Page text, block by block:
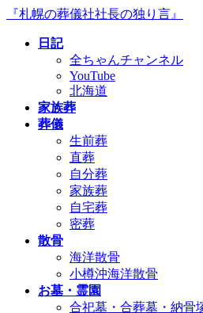
コ
ナ
『札幌の葬儀社社長の独り言』
日記
全ちゃんチャンネル
YouTube
北海道
家族葬
葬儀
生前葬
直葬
自分葬
家族葬
自宅葬
密葬
散骨
海洋散骨
小樽沖海洋散骨
お墓・霊園
合祀墓・合葬墓・納骨